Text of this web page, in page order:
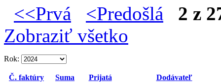
<<Prvá
<Predošlá
2 z
Zobraziť všetko
Rok:
Č. faktúry Suma Prijatá
Dodávateľ